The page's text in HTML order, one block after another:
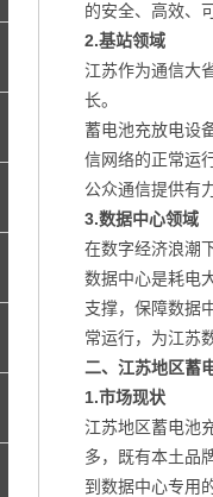
的安全、高效、
2.基站领域
江苏作为通信大
长。
蓄电池充放电设
信网络的正常运
公众通信提供有
3.数据中心领域
在数字经济浪潮
数据中心是耗电
支撑，保障数据
常运行，为江苏
二、江苏地区蓄
1.市场现状
江苏地区蓄电池
多，既有本土品
到数据中心专用